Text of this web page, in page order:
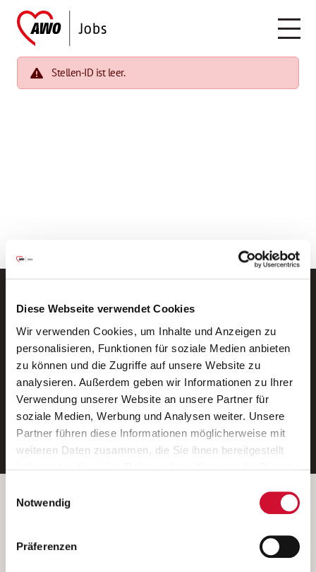
Diese Webseite verwendet Cookies
Wir verwenden Cookies, um Inhalte und Anzeigen zu
personalisieren, Funktionen für soziale Medien anbieten
zu können und die Zugriffe auf unsere Website zu
analysieren. Außerdem geben wir Informationen zu Ihrer
Verwendung unserer Website an unsere Partner für
soziale Medien, Werbung und Analysen weiter. Unsere
Partner führen diese Informationen möglicherweise mit
weiteren Daten zusammen, die Sie ihnen bereitgestellt
Wenn Sie auf „Cookies zulassen“ klicken, so stimmen
Sie der Speicherung sämtlicher Cookies zu. Sie können
Ihre Einwilligung selbstverständlich jederzeit widerrufen,
indem Sie die Cookie-Einstellungen aufrufen und diese
Notwendig
Präferenzen
Stellen-ID ist leer.
Neue Stellen per E-Mail.
Ein kostenloser Service von AWO
Jobs.
E-Mail-Adresse eintragen
Betreiber der Webseite
Kantstraße 45a